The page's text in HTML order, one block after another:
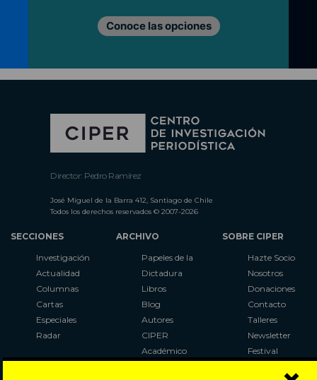
Conoce las opciones
Director: Pedro Ramírez
José Miguel de la Barra 412, Santiago de Chile
Todos los derechos reservados © 2007-2026
SECCIONES
Investigación
Actualidad
Columnas
Cartas
Especiales
Radar
ARCHIVO
Papeles de la
Dictadura
Libros
Blog
Autores
CIPER
Académico
SOBRE CIPER
Hazte Socio
Nosotros
Donaciones
Contacto
Talleres
Newsletter
Festival